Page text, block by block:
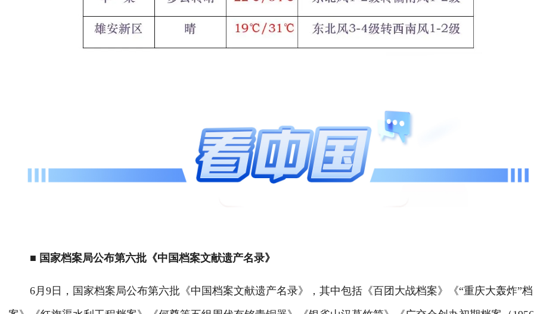
■ 国家档案局公布第六批《中国档案文献遗产名录》
6月9日，国家档案局公布第六批《中国档案文献遗产名录》，其中包括《百团大战档案》《“重庆大轰炸”档